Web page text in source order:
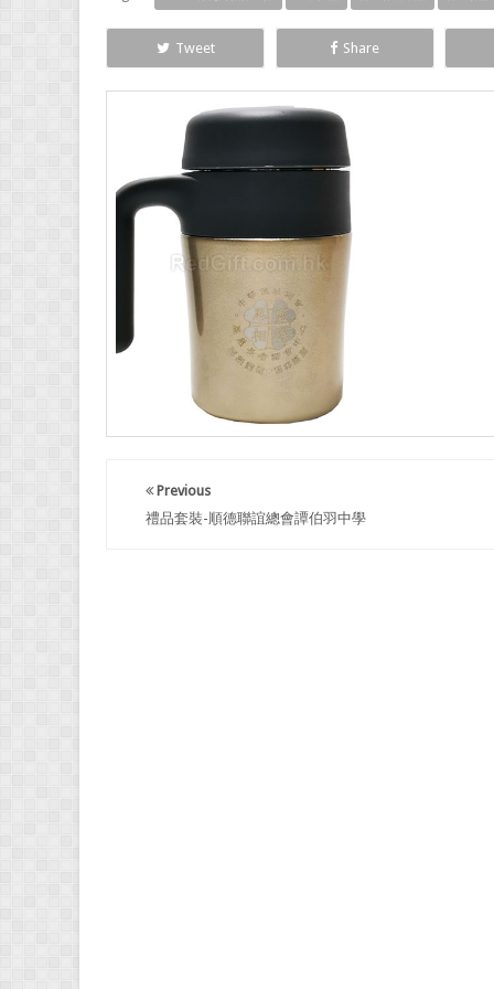
Tweet Share
Previous
禮品套裝-順德聯誼總會譚伯羽中學